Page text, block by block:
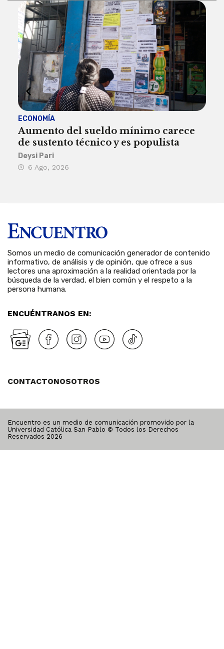
ECONOMÍA
Aumento del sueldo mínimo carece
de sustento técnico y es populista
Deysi Pari
6 Ago, 2026
Somos un medio de comunicación generador de contenido
informativo, de análisis y de opinión, que ofrece a sus
lectores una aproximación a la realidad orientada por la
búsqueda de la verdad, el bien común y el respeto a la
persona humana.
ENCUÉNTRANOS EN:
CONTACTONOSOTROS
Encuentro es un medio de comunicación promovido por la
Universidad Católica San Pablo © Todos los Derechos
Reservados 2026